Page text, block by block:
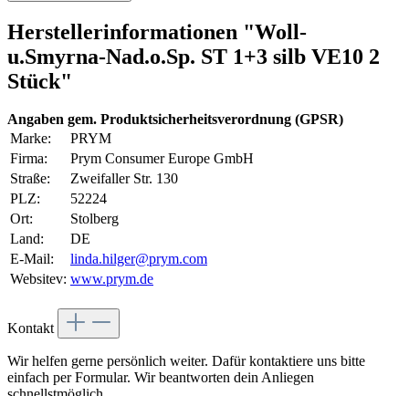
Herstellerinformationen "Woll-
u.Smyrna-Nad.o.Sp. ST 1+3 silb VE10 2
Stück"
Angaben gem. Produktsicherheitsverordnung (GPSR)
Marke:
PRYM
Firma:
Prym Consumer Europe GmbH
Straße:
Zweifaller Str. 130
PLZ:
52224
Ort:
Stolberg
Land:
DE
E-Mail:
linda.hilger@prym.com
Websitev: www.prym.de
Kontakt
Wir helfen gerne persönlich weiter. Dafür kontaktiere uns bitte
einfach per Formular. Wir beantworten dein Anliegen